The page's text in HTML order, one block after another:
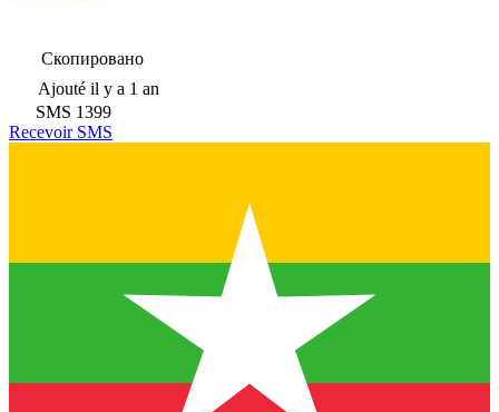
Скопировано
Ajouté il y a 1 an
SMS 1399
Recevoir SMS